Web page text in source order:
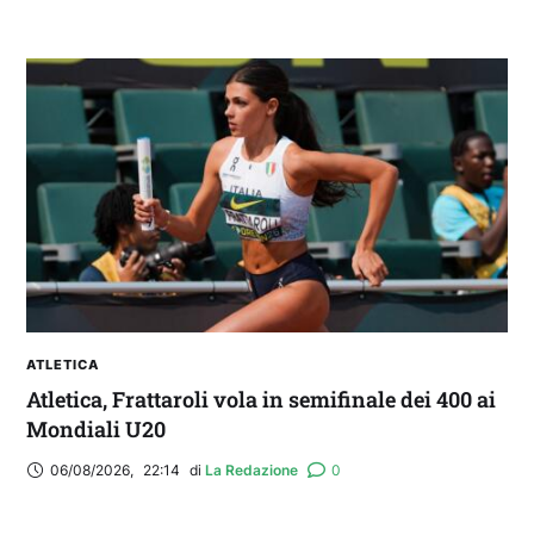
ATLETICA
Atletica, Frattaroli vola in semifinale dei 400 ai
Mondiali U20
06/08/2026, 22:14 di La Redazione 0